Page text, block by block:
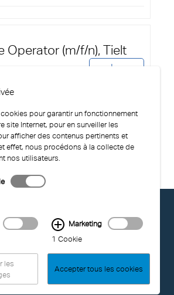
Operator (m/f/n), Tielt
apply now
CONDITIONS OF USE
STATEMENT
04.08.2026
pour garantir un fonctionnement
site Internet, pour en surveiller les
afficher des contenus pertinents et
effet, nous procédons à la collecte de
nos utilisateurs.
Marketing
1 Cookie
les
Accepter tous les cookies